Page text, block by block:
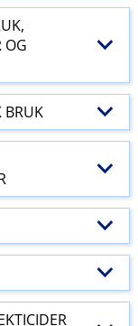
OG
BRUK